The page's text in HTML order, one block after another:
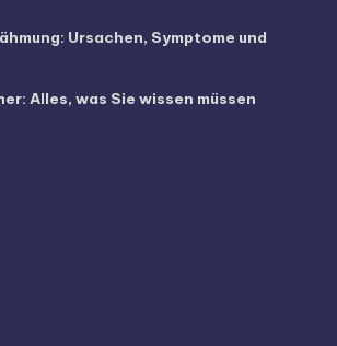
Ursachen, Symptome und
Alles, was Sie wissen müssen